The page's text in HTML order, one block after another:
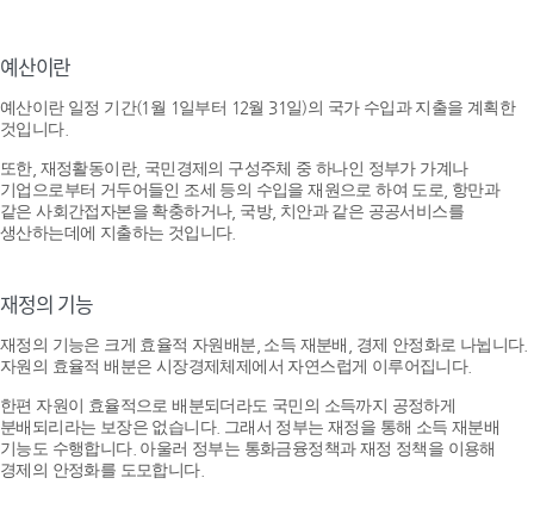
예산이란
예산이란 일정 기간(1월 1일부터 12월 31일)의 국가 수입과 지출을 계획한
것입니다.
또한, 재정활동이란, 국민경제의 구성주체 중 하나인 정부가 가계나
기업으로부터 거두어들인 조세 등의 수입을 재원으로 하여 도로, 항만과
같은 사회간접자본을 확충하거나, 국방, 치안과 같은 공공서비스를
생산하는데에 지출하는 것입니다.
재정의 기능
재정의 기능은 크게 효율적 자원배분, 소득 재분배, 경제 안정화로 나뉩니다.
자원의 효율적 배분은 시장경제체제에서 자연스럽게 이루어집니다.
한편 자원이 효율적으로 배분되더라도 국민의 소득까지 공정하게
분배되리라는 보장은 없습니다. 그래서 정부는 재정을 통해 소득 재분배
기능도 수행합니다. 아울러 정부는 통화금융정책과 재정 정책을 이용해
경제의 안정화를 도모합니다.